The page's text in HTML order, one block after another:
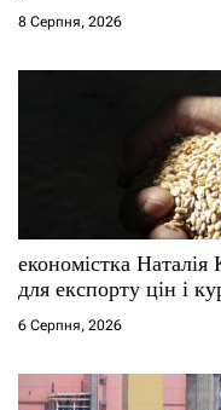
8 Серпня, 2026
економістка Наталія
для експорту цін і
6 Серпня, 2026